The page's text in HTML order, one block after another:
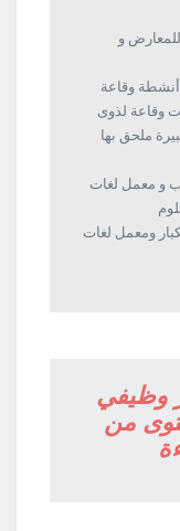
و
وقاعة
وقاعة لذوى
ملحق بها
و معمل لغات
ومعمل لغات
وظيفي
من